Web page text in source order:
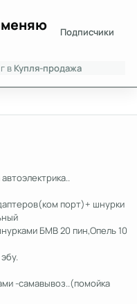
Подписчики
в Купля-продажа
порт)+ шнурки
БМВ 20 пин,Опель 10
-самавывоз..(помойка